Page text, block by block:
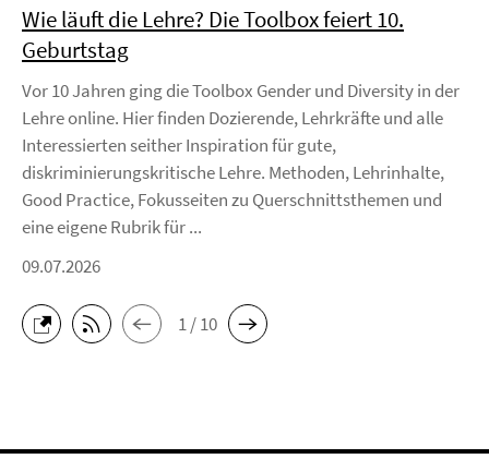
Wie läuft die Lehre? Die Toolbox feiert 10.
Geburtstag
Vor 10 Jahren ging die Toolbox Gender und Diversity in der
Lehre online. Hier finden Dozierende, Lehrkräfte und alle
Interessierten seither Inspiration für gute,
diskriminierungskritische Lehre. Methoden, Lehrinhalte,
Good Practice, Fokusseiten zu Querschnittsthemen und
eine eigene Rubrik für ...
09.07.2026
1 / 10